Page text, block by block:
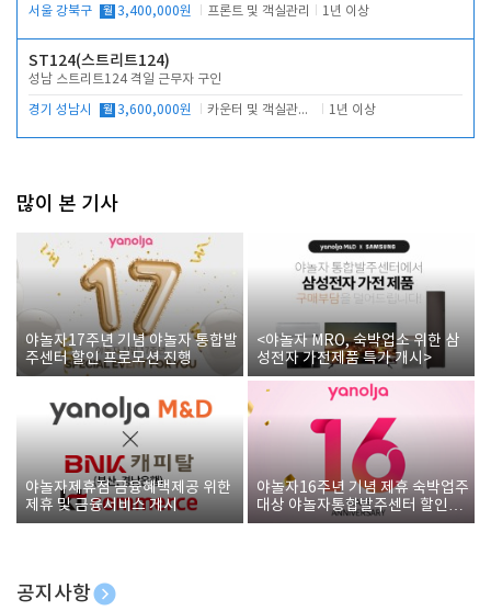
서울 강북구 월 3,400,000원 프론트 및 객실관리 1년 이상
ST124(스트리트124)
성남 스트리트124 격일 근무자 구인
경기 성남시 월 3,600,000원 카운터 및 객실관리 전반 1년 이상
많이 본 기사
야놀자17주년 기념 야놀자 통합발
주센터 할인 프로모션 진행
<야놀자 MRO, 숙박업소 위한 삼
성전자 가전제품 특가 개시>
야놀자제휴점 금융혜택제공 위한
제휴 및 금융서비스 게시
야놀자16주년 기념 제휴 숙박업주
대상 야놀자통합발주센터 할인쿠
폰 증정
공지사항
[호텔업] 개인정보 처리방침 개정본1 (19.09.02)